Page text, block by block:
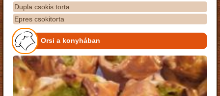
Dupla csokis torta
Epres csokitorta
Orsi a konyhában